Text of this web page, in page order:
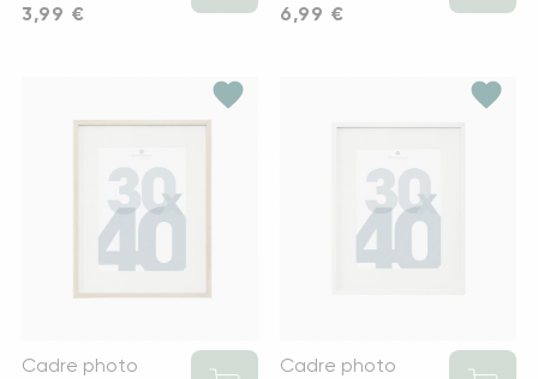
Prix
3,99 € Prix
6,99 €
favorite
Cadre photo
favorite
Cadre photo